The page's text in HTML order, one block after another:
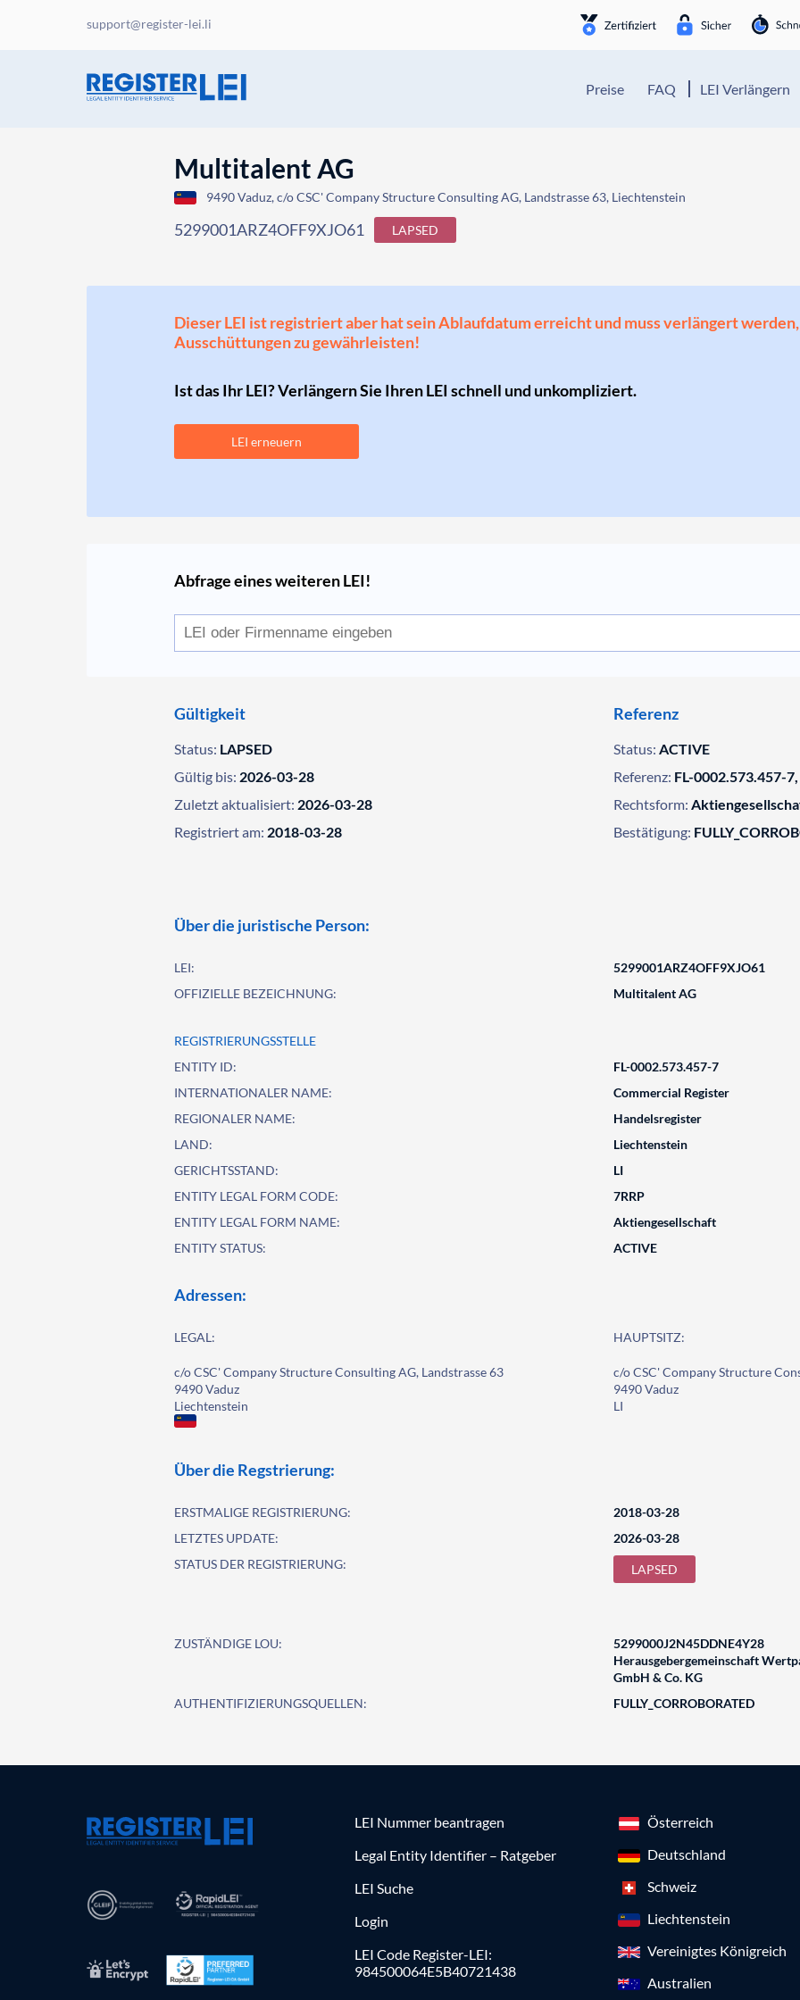
support@register-lei.li
Preise FAQ LEI Verlängern
Multitalent AG
9490 Vaduz, c/o CSC' Company Structure Consulting AG, Landstrasse 63, Liechtenstein
5299001ARZ4OFF9XJO61 LAPSED
Dieser LEI ist registriert aber hat sein Ablaufdatum erreicht und muss verlängert
Ausschüttungen zu gewährleisten!
Ist das Ihr LEI? Verlängern Sie Ihren LEI schnell und unkompliziert.
LEI erneuern
Abfrage eines weiteren LEI!
Gültigkeit
Status: LAPSED
Gültig bis: 2026-03-28
Zuletzt aktualisiert: 2026-03-28
Registriert am: 2018-03-28
Referenz
Status: ACTIVE
Referenz: FL-0002.573.457-
Rechtsform:
Bestätigung:
Über die juristische Person:
LEI:
5299001ARZ4OFF9XJO61
OFFIZIELLE BEZEICHNUNG:
Multitalent AG
REGISTRIERUNGSSTELLE
ENTITY ID:
FL-0002.573.457-7
INTERNATIONALER NAME:
Commercial Register
REGIONALER NAME:
Handelsregister
LAND:
Liechtenstein
GERICHTSSTAND:
LI
ENTITY LEGAL FORM CODE:
7RRP
ENTITY LEGAL FORM NAME:
Aktiengesellschaft
ENTITY STATUS:
ACTIVE
Adressen:
LEGAL:
c/o CSC' Company Structure Consulting AG, Landstrasse 63
9490 Vaduz
Liechtenstein
HAUPTSITZ:
c/o CSC' Company Structure
9490 Vaduz
LI
Über die Regstrierung:
ERSTMALIGE REGISTRIERUNG:
2018-03-28
LETZTES UPDATE:
2026-03-28
STATUS DER REGISTRIERUNG:
LAPSED
ZUSTÄNDIGE LOU:
5299000J2N45DDNE4Y28
Herausgebergemeinschaft
GmbH & Co. KG
AUTHENTIFIZIERUNGSQUELLEN:
FULLY_CORROBORATED
LEI Nummer beantragen
Legal Entity Identifier – Ratgeber
LEI Suche
Login
LEI Code Register-LEI:
984500064E5B40721438
Österreich
Deutschland
Schweiz
Liechtenstein
Vereinigtes Königreich
Australien